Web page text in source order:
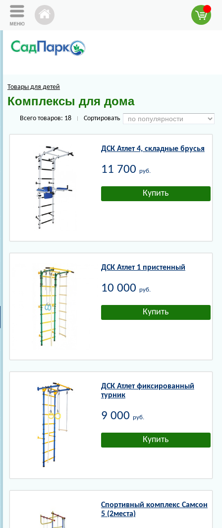
Товары для детей
Комплексы для дома
Всего товаров: 18 Сортировать
ДСК Атлет 4, складные брусья
11 700 руб.
ДСК Атлет 1 пристенный
10 000 руб.
ДСК Атлет фиксированный
турник
9 000 руб.
Спортивный комплекс Самсон
5 (2места)